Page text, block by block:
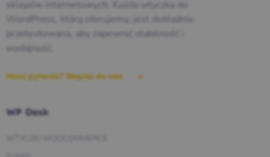
sklepów internetowych. Każda wtyczka do
WordPress, którą oferujemy, jest dokładnie
przetestowana, aby zapewnić stabilność i
wydajność.
Masz pytania? Napisz do nas
WP Desk